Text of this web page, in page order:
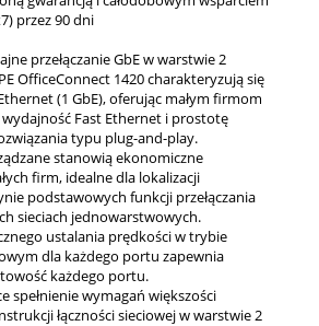
przez 90 dni
przełączanie GbE w warstwie 2
OfficeConnect 1420 charakteryzują się
(1 GbE), oferując małym firmom
Fast Ethernet i prostotę
typu plug-and-play.
stanowią ekonomiczne
firm, idealne dla lokalizacji
podstawowych funkcji przełączania
sieciach jednowarstwowych.
ustalania prędkości w trybie
dla każdego portu zapewnia
każdego portu.
spełnienie wymagań większości
łączności sieciowej w warstwie 2